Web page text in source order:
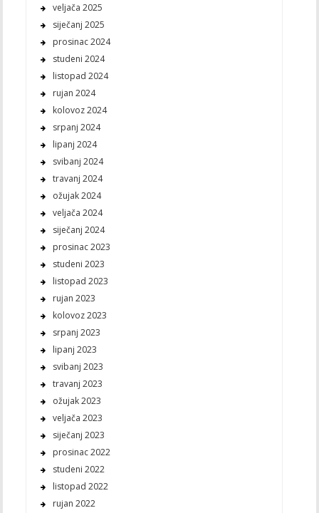
veljača 2025
siječanj 2025
prosinac 2024
studeni 2024
listopad 2024
rujan 2024
kolovoz 2024
srpanj 2024
lipanj 2024
svibanj 2024
travanj 2024
ožujak 2024
veljača 2024
siječanj 2024
prosinac 2023
studeni 2023
listopad 2023
rujan 2023
kolovoz 2023
srpanj 2023
lipanj 2023
svibanj 2023
travanj 2023
ožujak 2023
veljača 2023
siječanj 2023
prosinac 2022
studeni 2022
listopad 2022
rujan 2022